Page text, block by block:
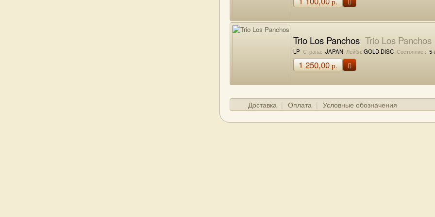
Trio Los Panchos Trio Los Panchos
LP Страна: JAPAN Лейбл: GOLD DISC Состояние :
1 250,00р.
Доставка Оплата Условные обозначения